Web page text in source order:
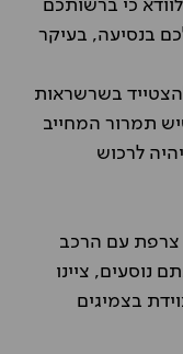
כי ברשותכם
בנסיעה, בעיקר
בשרשראות
תמרור המחייב
לרכוש
צרפת עם הרכב
נוסעים, ציינו
בצמיגים